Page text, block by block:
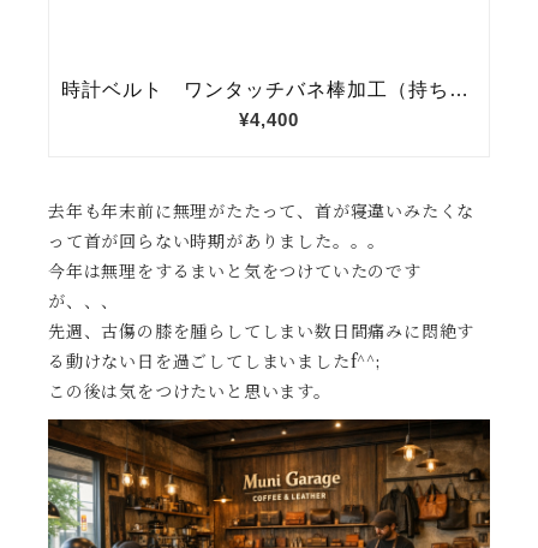
去年も年末前に無理がたたって、首が寝違いみたくな
って首が回らない時期がありました。。。
今年は無理をするまいと気をつけていたのです
が、、、
先週、古傷の膝を腫らしてしまい数日間痛みに悶絶す
る動けない日を過ごしてしまいましたf^^;
この後は気をつけたいと思います。